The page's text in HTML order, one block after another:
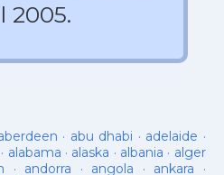
2005.
· abu dhabi · adelaide ·
· alabama · alaska · albania · alger
· andorra · angola · ankara ·